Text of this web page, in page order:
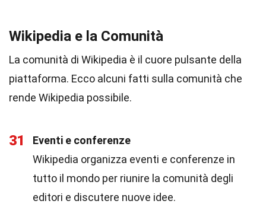
Wikipedia e la Comunità
La comunità di Wikipedia è il cuore pulsante della
piattaforma. Ecco alcuni fatti sulla comunità che
rende Wikipedia possibile.
31
Eventi e conferenze
Wikipedia organizza eventi e conferenze in
tutto il mondo per riunire la comunità degli
editori e discutere nuove idee.